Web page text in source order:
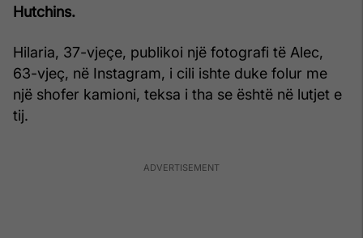
Hutchins.
Hilaria, 37-vjeçe, publikoi një fotografi të Alec,
63-vjeç, në Instagram, i cili ishte duke folur me
një shofer kamioni, teksa i tha se është në lutjet e
tij.